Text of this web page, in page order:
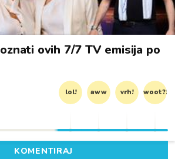
ovih 7/7 TV emisija po
lol! aww vrh! woot?!
KOMENTIRAJ